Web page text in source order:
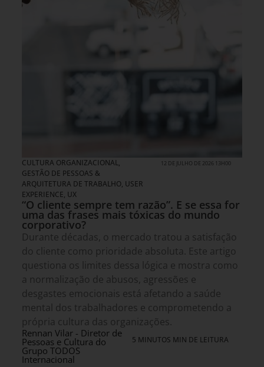
CULTURA ORGANIZACIONAL,
GESTÃO DE PESSOAS &
ARQUITETURA DE TRABALHO, USER
EXPERIENCE, UX
12 DE JULHO DE 2026 13H00
“O cliente sempre tem razão”. E se essa for
uma das frases mais tóxicas do mundo
corporativo?
Durante décadas, o mercado tratou a satisfação
do cliente como prioridade absoluta. Este artigo
questiona os limites dessa lógica e mostra como
a normalização de abusos, agressões e
desgastes emocionais está afetando a saúde
mental dos trabalhadores e comprometendo a
própria cultura das organizações.
Rennan Vilar - Diretor de
Pessoas e Cultura do
Grupo TODOS
Internacional
5 MINUTOS MIN DE LEITURA